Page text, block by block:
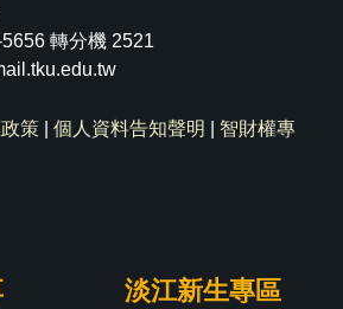
轉分機 2521
策 個人資料告知聲明
智財權專
淡江新生專區